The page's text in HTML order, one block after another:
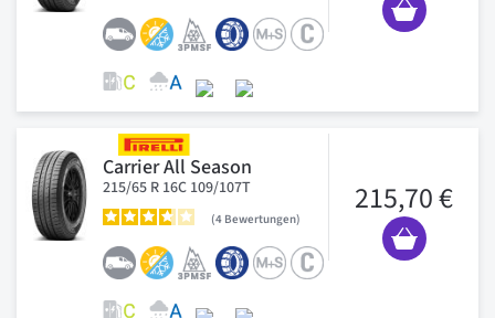
Carrier All Season
215/65 R 16C 109/107T
4 Bewertungen
215,70 €